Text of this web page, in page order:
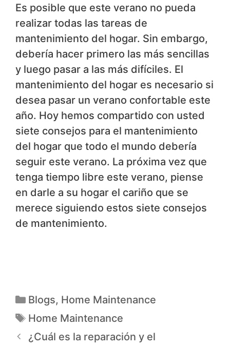
Es posible que este verano no pueda
realizar todas las tareas de
mantenimiento del hogar. Sin embargo,
debería hacer primero las más sencillas
y luego pasar a las más difíciles. El
mantenimiento del hogar es necesario si
desea pasar un verano confortable este
año. Hoy hemos compartido con usted
siete consejos para el mantenimiento
del hogar que todo el mundo debería
seguir este verano. La próxima vez que
tenga tiempo libre este verano, piense
en darle a su hogar el cariño que se
merece siguiendo estos siete consejos
de mantenimiento.
Blogs, Home Maintenance
Home Maintenance
¿Cuál es la reparación y el